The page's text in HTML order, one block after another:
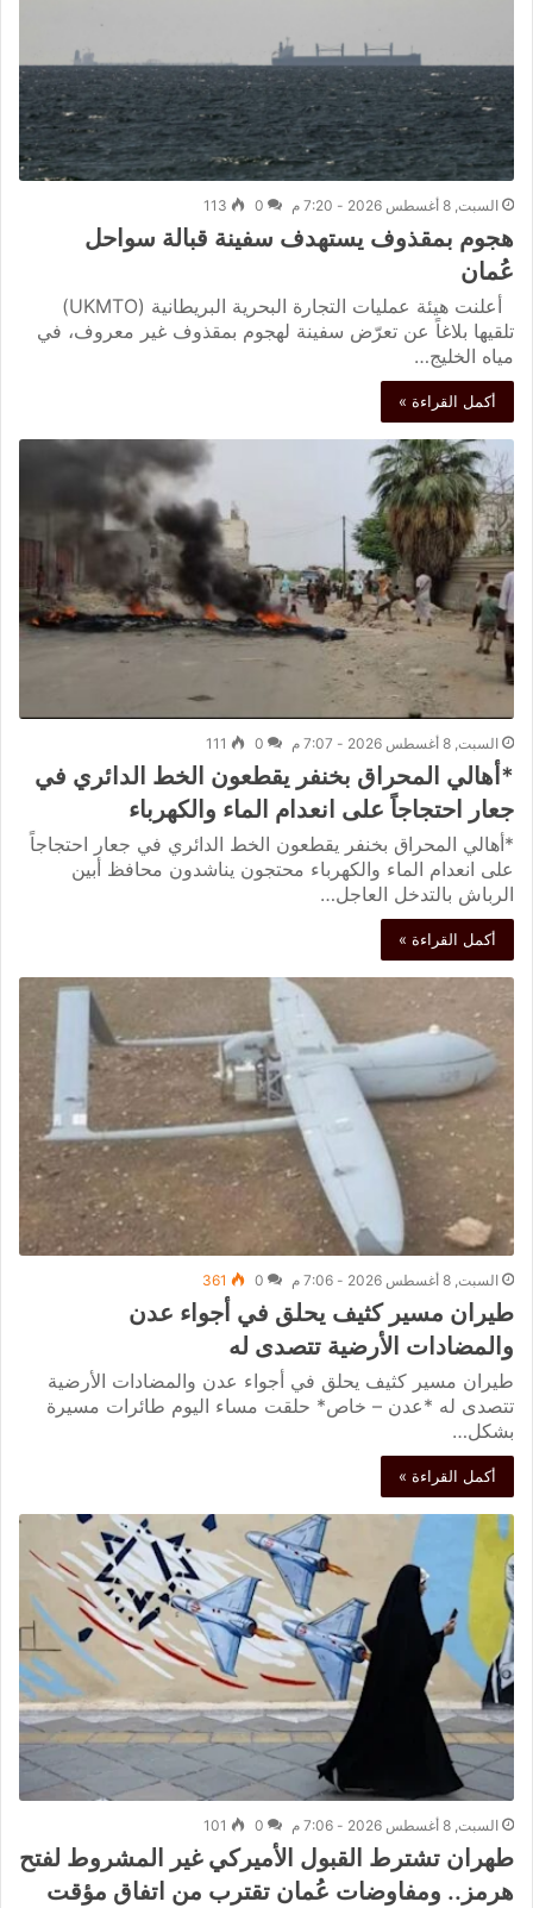
السبت, 8 أغسطس 2026 - 7:20 م 0
113
هجوم بمقذوف يستهدف سفينة قبالة سواحل
عُمان
أعلنت هيئة عمليات التجارة البحرية البريطانية (UKMTO)
تلقيها بلاغاً عن تعرّض سفينة لهجوم بمقذوف غير معروف، في
مياه الخليج…
أكمل القراءة »
السبت, 8 أغسطس 2026 - 7:07 م 0
111
*أهالي المحراق بخنفر يقطعون الخط الدائري في
جعار احتجاجاً على انعدام الماء والكهرباء
*أهالي المحراق بخنفر يقطعون الخط الدائري في جعار احتجاجاً
على انعدام الماء والكهرباء محتجون يناشدون محافظ أبين
الرباش بالتدخل العاجل…
أكمل القراءة »
السبت, 8 أغسطس 2026 - 7:06 م 0
361
طيران مسير كثيف يحلق في أجواء عدن
والمضادات الأرضية تتصدى له
طيران مسير كثيف يحلق في أجواء عدن والمضادات الأرضية
تتصدى له *عدن – خاص* حلقت مساء اليوم طائرات مسيرة
بشكل…
أكمل القراءة »
السبت, 8 أغسطس 2026 - 7:06 م 0
101
طهران تشترط القبول الأميركي غير المشروط لفتح
هرمز.. ومفاوضات عُمان تقترب من اتفاق مؤقت